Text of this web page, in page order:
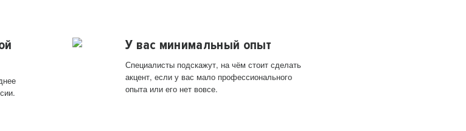
У вас минимальный опыт
Специалисты подскажут, на чём стоит сделать
акцент, если у вас мало профессионального
опыта или его нет вовсе.